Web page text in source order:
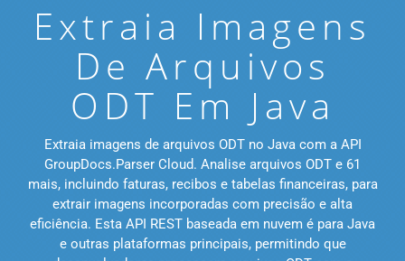
Extraia Imagens
De Arquivos
ODT Em Java
Extraia imagens de arquivos ODT no Java com a API
GroupDocs.Parser Cloud. Analise arquivos ODT e 61
mais, incluindo faturas, recibos e tabelas financeiras, para
extrair imagens incorporadas com precisão e alta
eficiência. Esta API REST baseada em nuvem é para Java
e outras plataformas principais, permitindo que